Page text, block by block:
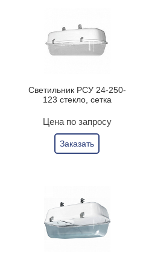
Светильник РСУ 24-250-
123 стекло, сетка
Цена по запросу
Заказать